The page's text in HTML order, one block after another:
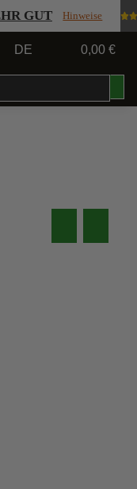
GUT Hinweise
DE 0,00 €